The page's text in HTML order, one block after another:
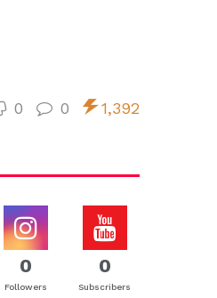
0 0 1,392
0
Followers
0
Subscribers